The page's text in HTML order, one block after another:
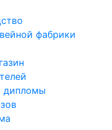
фабрики
дипломы